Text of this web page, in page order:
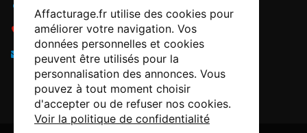
Affacturage.fr utilise des cookies pour
améliorer votre navigation. Vos
données personnelles et cookies
peuvent être utilisés pour la
personnalisation des annonces. Vous
pouvez à tout moment choisir
d'accepter ou de refuser nos cookies.
Voir la politique de confidentialité
Adresse :
12 Quai Papacino, 06300 Nice
Téléphone :0184218540
info@affacturage.fr